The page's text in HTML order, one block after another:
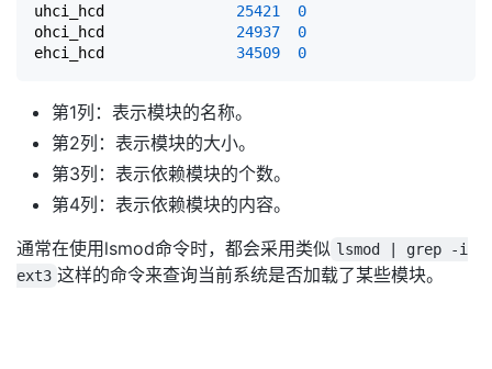
uhci_hcd 25421
0
ohci_hcd 24937
0
ehci_hcd 34509 0
第1列：表示模块的名称。
第2列：表示模块的大小。
第3列：表示依赖模块的个数。
第4列：表示依赖模块的内容。
通常在使用lsmod命令时，都会采用类似 lsmod | grep -i
ext3 这样的命令来查询当前系统是否加载了某些模块。